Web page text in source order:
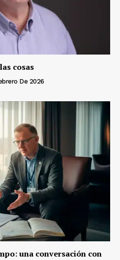
cosas
De 2026
una conversación con